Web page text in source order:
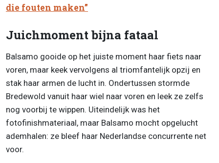
die fouten maken”
Juichmoment bijna fataal
Balsamo gooide op het juiste moment haar fiets naar
voren, maar keek vervolgens al triomfantelijk opzij en
stak haar armen de lucht in. Ondertussen stormde
Bredewold vanuit haar wiel naar voren en leek ze zelfs
nog voorbij te wippen. Uiteindelijk was het
fotofinishmateriaal, maar Balsamo mocht opgelucht
ademhalen: ze bleef haar Nederlandse concurrente net
voor.